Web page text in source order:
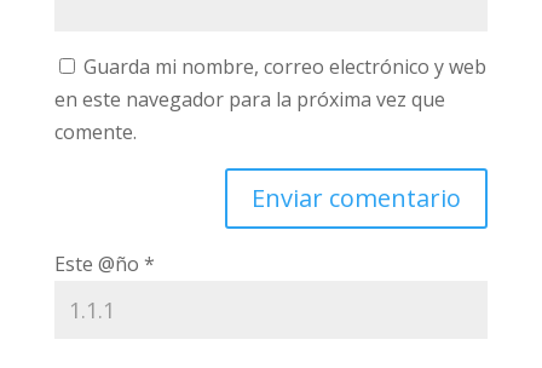
Guarda mi nombre, correo electrónico y web
en este navegador para la próxima vez que
comente.
Este @ño *